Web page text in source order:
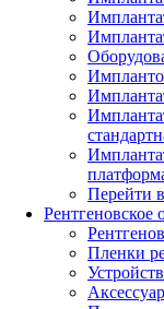
Перейти
Рентгеновское
Пленки